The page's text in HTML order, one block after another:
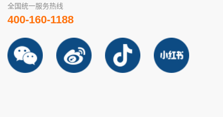
全国统一服务热线
400-160-1188